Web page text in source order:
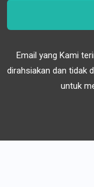
Email yang Kami
dirahsiakan dan tidak
untuk